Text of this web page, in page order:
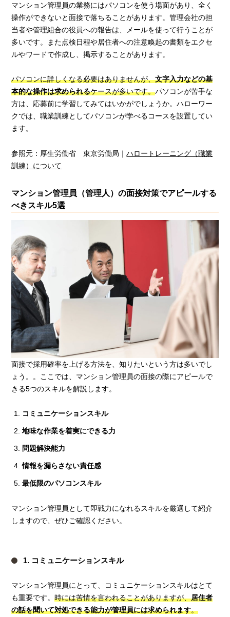
マンション管理員の業務にはパソコンを使う場面があり、全く
操作ができないと面接で落ちることがあります。管理会社の担
当者や管理組合の役員への報告は、メールを使って行うことが
多いです。また点検日程や居住者への注意喚起の書類をエクセ
ルやワードで作成し、掲示することがあります。
パソコンに詳しくなる必要はありませんが、文字入力などの基
本的な操作は求められるケースが多いです。パソコンが苦手な
方は、応募前に学習してみてはいかがでしょうか。ハローワー
クでは、職業訓練としてパソコンが学べるコースを設置してい
ます。
参照元：厚生労働省 東京労働局｜ハロートレーニング（職業
訓練）について
マンション管理員（管理人）の面接対策でアピールする
べきスキル5選
面接で採用確率を上げる方法を、知りたいという方は多いでし
ょう。。ここでは、マンション管理員の面接の際にアピールで
きる5つのスキルを解説します。
コミュニケーションスキル
地味な作業を着実にできる力
問題解決能力
情報を漏らさない責任感
最低限のパソコンスキル
マンション管理員として即戦力になれるスキルを厳選して紹介
しますので、ぜひご確認ください。
1. コミュニケーションスキル
マンション管理員にとって、コミュニケーションスキルはとて
も重要です。時には苦情を言われることがありますが、居住者
の話を聞いて対処できる能力が管理員には求められます。